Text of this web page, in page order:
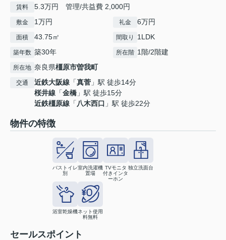
賃料 5.3万円 管理/共益費 2,000円
敷金 1万円 礼金 6万円
面積 43.75㎡ 間取り 1LDK
築年数 築30年 所在階 1階/2階建
所在地 奈良県橿原市曽我町
交通 近鉄大阪線 「真菅 」駅 徒歩14分
桜井線 「金橋 」駅 徒歩15分
近鉄橿原線 「八木西口 」駅 徒歩22分
物件の特徴
バストイレ
別
室内洗濯機
置場
TVモニタ
付きインタ
ーホン
独立洗面台
浴室乾燥機ネット使用
料無料
セールスポイント